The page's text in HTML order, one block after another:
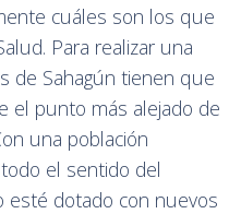
cuáles son los que
Para realizar una
de Sahagún tienen que
el punto más alejado de
una población
el sentido del
dotado con nuevos